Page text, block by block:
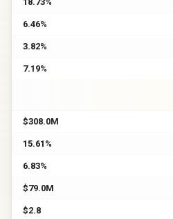
6.46%
3.82%
7.19%
$308.0M
15.61%
6.83%
$79.0M
$2.8